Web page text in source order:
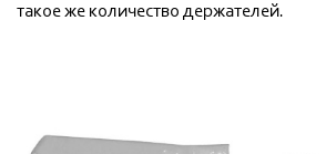
такое же количество держателей.